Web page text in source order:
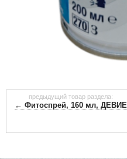
предыдущий товар раздела:
← Фитоспрей, 160 мл, ДЕВИЕ